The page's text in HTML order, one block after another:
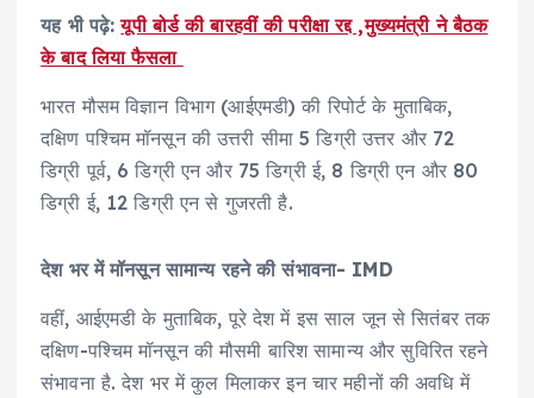
यह भी पढ़े:यूपी बोर्ड की बारहवीं की परीक्षा रद्द ,मुख्यमंत्री ने बैठक
के बाद लिया फैसला
भारत मौसम विज्ञान विभाग (आईएमडी) की रिपोर्ट के मुताबिक,
दक्षिण पश्चिम मॉनसून की उत्तरी सीमा 5 डिग्री उत्तर और 72
डिग्री पूर्व, 6 डिग्री एन और 75 डिग्री ई, 8 डिग्री एन और 80
डिग्री ई, 12 डिग्री एन से गुजरती है.
देश भर में मॉनसून सामान्य रहने की संभावना- IMD
वहीं, आईएमडी के मुताबिक, पूरे देश में इस साल जून से सितंबर तक
दक्षिण-पश्चिम मॉनसून की मौसमी बारिश सामान्य और सुविरित रहने
संभावना है. देश भर में कुल मिलाकर इन चार महीनों की अवधि में